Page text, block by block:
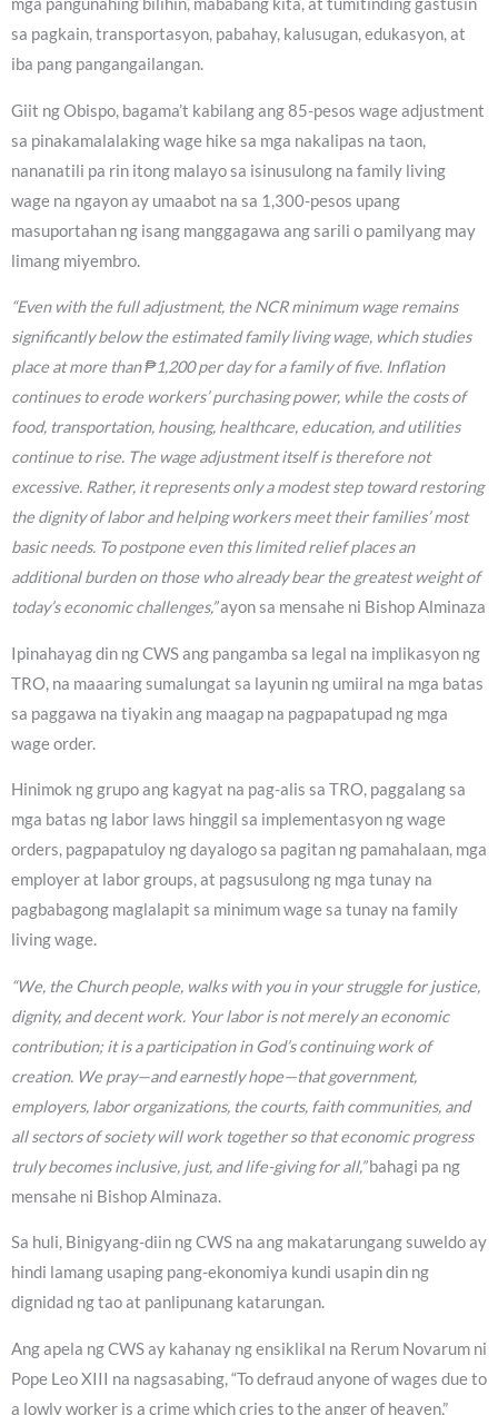
mga pangunahing bilihin, mababang kita, at tumitinding gastusin
sa pagkain, transportasyon, pabahay, kalusugan, edukasyon, at
iba pang pangangailangan.
Giit ng Obispo, bagama’t kabilang ang 85-pesos wage adjustment
sa pinakamalalaking wage hike sa mga nakalipas na taon,
nananatili pa rin itong malayo sa isinusulong na family living
wage na ngayon ay umaabot na sa 1,300-pesos upang
masuportahan ng isang manggagawa ang sarili o pamilyang may
limang miyembro.
“Even with the full adjustment, the NCR minimum wage remains
significantly below the estimated family living wage, which studies
place at more than ₱1,200 per day for a family of five. Inflation
continues to erode workers’ purchasing power, while the costs of
food, transportation, housing, healthcare, education, and utilities
continue to rise. The wage adjustment itself is therefore not
excessive. Rather, it represents only a modest step toward restoring
the dignity of labor and helping workers meet their families’ most
basic needs. To postpone even this limited relief places an
additional burden on those who already bear the greatest weight of
today’s economic challenges,”ayon sa mensahe ni Bishop Alminaza
Ipinahayag din ng CWS ang pangamba sa legal na implikasyon ng
TRO, na maaaring sumalungat sa layunin ng umiiral na mga batas
sa paggawa na tiyakin ang maagap na pagpapatupad ng mga
wage order.
Hinimok ng grupo ang kagyat na pag-alis sa TRO, paggalang sa
mga batas ng labor laws hinggil sa implementasyon ng wage
orders, pagpapatuloy ng dayalogo sa pagitan ng pamahalaan, mga
employer at labor groups, at pagsusulong ng mga tunay na
pagbabagong maglalapit sa minimum wage sa tunay na family
living wage.
“We, the Church people, walks with you in your struggle for justice,
dignity, and decent work. Your labor is not merely an economic
contribution; it is a participation in God’s continuing work of
creation. We pray—and earnestly hope—that government,
employers, labor organizations, the courts, faith communities, and
all sectors of society will work together so that economic progress
truly becomes inclusive, just, and life-giving for all,”bahagi pa ng
mensahe ni Bishop Alminaza.
Sa huli, Binigyang-diin ng CWS na ang makatarungang suweldo ay
hindi lamang usaping pang-ekonomiya kundi usapin din ng
dignidad ng tao at panlipunang katarungan.
Ang apela ng CWS ay kahanay ng ensiklikal na Rerum Novarum ni
Pope Leo XIII na nagsasabing, “To defraud anyone of wages due to
a lowly worker is a crime which cries to the anger of heaven,”